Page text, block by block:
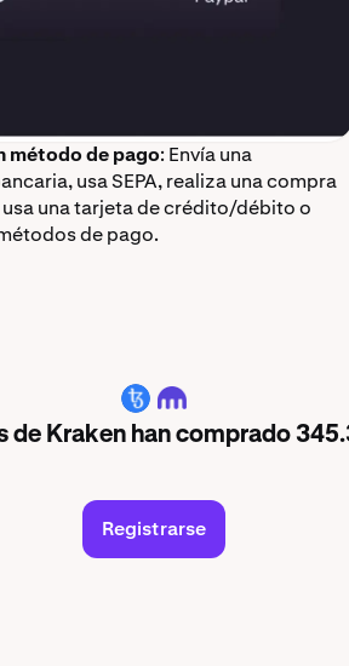
método de pago: Envía una
usa SEPA, realiza una compra
usa una tarjeta de crédito/débito o
de pago.
XTZ
de Kraken han comprado
Registrarse